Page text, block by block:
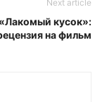
Next article
«Лакомый кусок»:
на фильм